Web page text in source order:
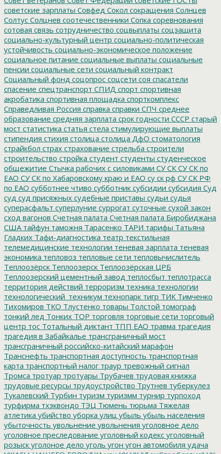
советские зарплаты Совфед Сокол сокращения Солнцев
Солтус Солцнев соотечественники Сопка соревнования
сотовая связь сотрудничество соцвыплаты соцзащита
социально-культурный центр социально-политическая
устойчивость социально-экономическое положение
социальное питание социальные выплаты социальные
пенсии социальные сети социальный контракт
Социальный фонд соцопрос соцсети соя спасатели
спасение спецтранспорт СПИД спорт спортивная
акробатика спортивная площадка спорткомплекс
Справедливая Россия справка справки СПЧ среднее
образование средняя зарплата срок годности СССР старый
мост статистика статья стела стимулирующие выплаты
стипендия стихия столица столица ДфО стоматология
страйкбол страх страхование стрельба строители
строительство стройка студент студенты студенческое
общежитие Стычка рабочих с силовиками СУ СК СУ СК по
ЕАО СУ СК по Хабаровскому краю и ЕАО су ск рф СУ СК РФ
по ЕАО субботнее чтиво субботник субсидии субсидия Суд
суд суд присяжных судебные приставы судьи судья
суперасфальт суперлуние суррогат суточные сухой закон
сход вагонов Счетная палата Счетная палата Биробиджана
США тайфун таможня Тарасенко ТАРИ тарифы Татьяна
Гладких Тафи-диагностика театр текстильная
телемедицинские технологии теневая зарплата теневая
экономика тепловоз тепловые сети тепловычислитель
Теплоозёрск Теплоозерск Теплоозёрская ЦРБ
Теплоозерский цементный завод теплосбыт теплотрасса
территория действий терроризм техника технологии
технологический_техникум технопарк тигр ТИК Тимченко
Тихомиров ТКО Тлустенко товары Толстой томограф
тонкий лед Тонких ТОР торговля торговые сети торговый
центр тос Тотальный диктант ТПП ЕАО травма трагедия
трагедия в Забайкалье трансграничный мост
трансграничный российско-китайский марафон
Транснефть транспортная доступность транспортная
карта транспортный налог траур тревожный сигнал
Тромса тротуар тротуары Трубачев трудовая книжка
трудовые ресурсы трудоустройство Трутнев туберкулез
Тукалевский Турбин туризм туризмм турнир турпоход
турфирма тхэквондо ТЭЦ Тюмень тюрьма Тяжелая
атлетика убийство уборка улиц убыль убыль населения
убыточность увольнение увольнения уголовное дело
уголовное преследование уголовный кодекс уголовный
розыск уголоное дело уголь угон угон автомобиля удача